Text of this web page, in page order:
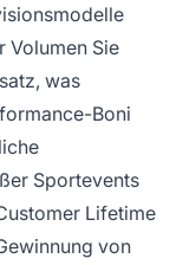
Volumen Sie
was
Boni
Sportevents
Lifetime
von